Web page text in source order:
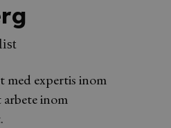
med expertis inom
inom